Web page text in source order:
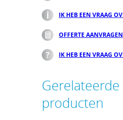
IK HEB EEN VRAAG
OFFERTE AANVRAGEN
IK HEB EEN VRAAG
Gerelateerde
producten